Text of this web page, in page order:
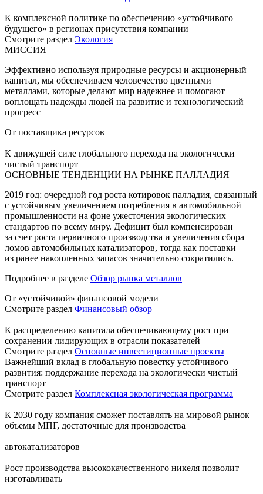
К комплексной политике по обеспечению «устойчивого
будущего» в регионах присутствия компании
Смотрите раздел Экология
МИССИЯ
Эффективно используя природные ресурсы и акционерный
капитал, мы обеспечиваем человечество цветными
металлами, которые делают мир надежнее и помогают
воплощать надежды людей на развитие и технологический
прогресс
От поставщика ресурсов
К движущей силе глобального перехода на экологически
чистый транспорт
ОСНОВНЫЕ ТЕНДЕНЦИИ НА РЫНКЕ ПАЛЛАДИЯ
2019 год: очередной год роста котировок палладия, связанный
с устойчивым увеличением потребления в автомобильной
промышленности на фоне ужесточения экологических
стандартов по всему миру. Дефицит был компенсирован
за счет роста первичного производства и увеличения сбора
ломов автомобильных катализаторов, тогда как поставки
из ранее накопленных запасов значительно сократились.
Подробнее в разделе Обзор рынка металлов
От «устойчивой» финансовой модели
Смотрите раздел Финансовый обзор
К распределению капитала обеспечивающему рост при
сохранении лидирующих в отрасли показателей
Смотрите раздел Основные инвестиционные проекты
Важнейший вклад в глобальную повестку устойчивого
развития: поддержание перехода на экологически чистый
транспорт
Смотрите раздел Комплексная экологическая программа
К 2030 году компания сможет поставлять на мировой рынок
объемы МПГ, достаточные для производства
автокатализаторов
Рост производства высококачественного никеля позволит
изготавливать